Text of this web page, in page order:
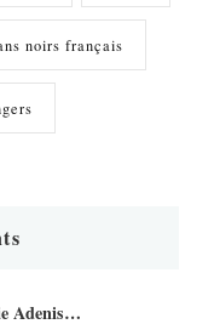
noirs français
Adenis…